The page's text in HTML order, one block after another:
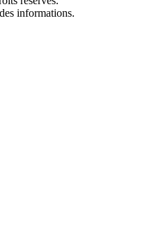
informations.